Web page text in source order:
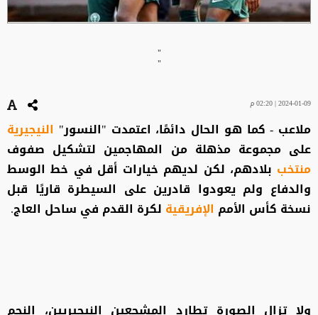
"
"
2024-01-09 | 02:20 م
ملاعب - كما هو الحال دائمًا، اعتمدت "النسور" النيجيرية
على مجموعة مذهلة من المهاجمين لتشكيل صفوف
منتخب بلادهم، لكن لديهم خيارات أقل في خط الوسط
والدفاع ولم يعودوا قادرين على السيطرة قاريًا قبل
نسخة كأس الأمم الإفريقية لكرة القدم في ساحل العاج.
ولا تزال الصورة تطارد المشجعين النيجيريين، النجم